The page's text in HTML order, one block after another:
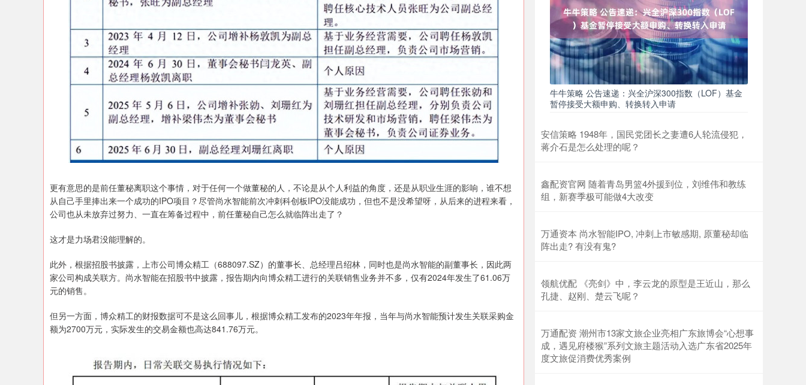
更有意思的是前任董秘离职这个事情，对于任何一个做董秘的人，不论是从个人利益的角度，还是从职业生涯的影响，谁不想
从自己手里捧出来一个成功的IPO项目？尽管尚水智能前次冲刺科创板IPO没能成功，但也不是没希望呀，从后来的进程来看，
公司也从未放弃过努力、一直在筹备过程中，前任董秘自己怎么就临阵出走了？
这才是力场君没能理解的。
此外，根据招股书披露，上市公司博众精工（688097.SZ）的董事长、总经理吕绍林，同时也是尚水智能的副董事长，因此两
家公司构成关联方。尚水智能在招股书中披露，报告期内向博众精工进行的关联销售业务并不多，仅有2024年发生了61.06万
元的销售。
但另一方面，博众精工的财报数据可不是这么回事儿，根据博众精工发布的2023年年报，当年与尚水智能预计发生关联采购金
额为2700万元，实际发生的交易金额也高达841.76万元。
牛牛策略 公告速递：兴全沪深300指数（LOF）基金
暂停接受大额申购、转换转入申请
安信策略 1948年，国民党团长之妻遭6人轮流侵犯，
蒋介石是怎么处理的呢？
鑫配资官网 随着青岛男篮4外援到位，刘维伟和教练
组，新赛季极可能做4大改变
万通资本 尚水智能IPO, 冲刺上市敏感期, 原董秘却临
阵出走? 有没有鬼?
领航优配 《亮剑》中，李云龙的原型是王近山，那么
孔捷、赵刚、楚云飞呢？
万通配资 潮州市13家文旅企业亮相广东旅博会“心想事
成，遇见府楼猴”系列文旅主题活动入选广东省2025年
度文旅促消费优秀案例